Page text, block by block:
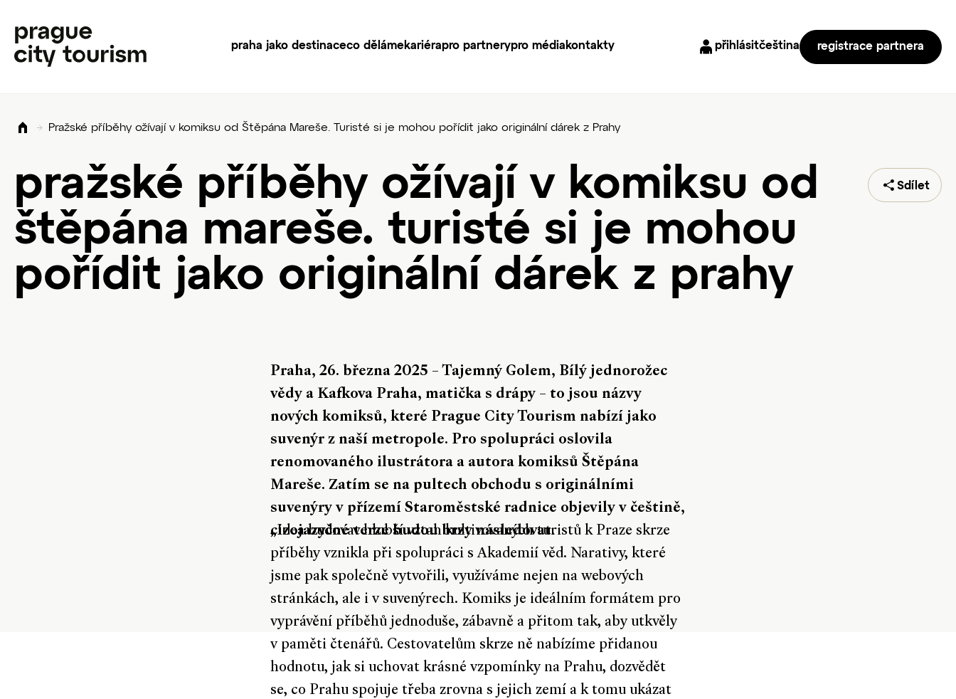
praha jako destinaceco dělámekariérapro partnerypro média kontakty přihlásitčeština registrace partnera
Pražské příběhy ožívají v komiksu od Štěpána Mareše. Turisté si je mohou pořídit jako originální dárek z Prahy
pražské příběhy ožívají v komiksu od
štěpána mareše. turisté si je mohou
pořídit jako originální dárek z prahy
Sdílet
Praha, 26. března 2025 – Tajemný Golem, Bílý jednorožec
vědy a Kafkova Praha, matička s drápy – to jsou názvy
nových komiksů, které Prague City Tourism nabízí jako
suvenýr z naší metropole. Pro spolupráci oslovila
renomovaného ilustrátora a autora komiksů Štěpána
Mareše. Zatím se na pultech obchodu s originálními
suvenýry v přízemí Staroměstské radnice objevily v češtině,
cizojazyčné verze budou brzy následovat.
„Idea budovat hlubší vztah kultivovaných turistů k Praze skrze
příběhy vznikla při spolupráci s Akademií věd. Narativy, které
jsme pak společně vytvořili, využíváme nejen na webových
stránkách, ale i v suvenýrech. Komiks je ideálním formátem pro
vyprávění příběhů jednoduše, zábavně a přitom tak, aby utkvěly
v paměti čtenářů. Cestovatelům skrze ně nabízíme přidanou
hodnotu, jak si uchovat krásné vzpomínky na Prahu, dozvědět
se, co Prahu spojuje třeba zrovna s jejich zemí a k tomu ukázat